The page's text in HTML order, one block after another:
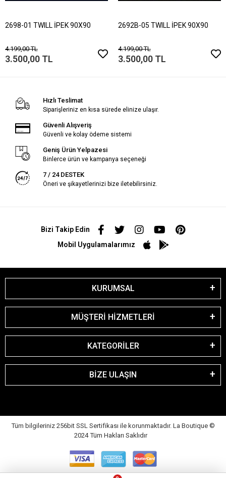
2698-01 TWILL İPEK 90X90
4.199,00 TL
3.500,00 TL
2692B-05 TWILL İPEK 90X90
4.199,00 TL
3.500,00 TL
Hızlı Teslimat
Siparişleriniz en kısa sürede elinize ulaşır.
Güvenli Alışveriş
Güvenli ve kolay ödeme sistemi
Geniş Ürün Yelpazesi
Binlerce ürün ve kampanya seçeneği
7 / 24 DESTEK
Öneri ve şikayetlerinizi bize iletebilirsiniz.
Bizi Takip Edin
Mobil Uygulamalarımız
KURUMSAL
MÜŞTERİ HİZMETLERİ
KATEGORİLER
BİZE ULAŞIN
Tüm bilgileriniz 256bit SSL Sertifikası ile korunmaktadır. La Boutique ©
2024 Tüm Hakları Saklıdır